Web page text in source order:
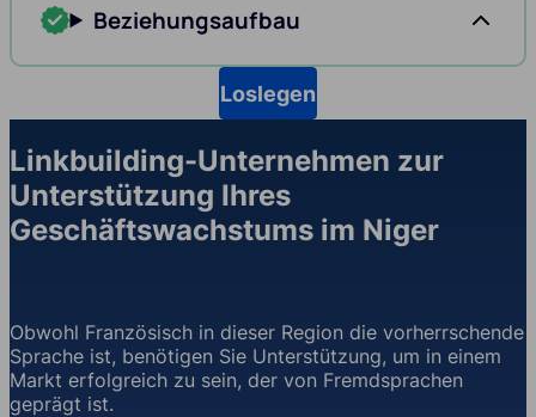
Beziehungsaufbau
Loslegen
Linkbuilding-Unternehmen zur
Unterstützung Ihres
Geschäftswachstums im Niger
Obwohl Französisch in dieser Region die vorherrschende
Sprache ist, benötigen Sie Unterstützung, um in einem
Markt erfolgreich zu sein, der von Fremdsprachen
geprägt ist.